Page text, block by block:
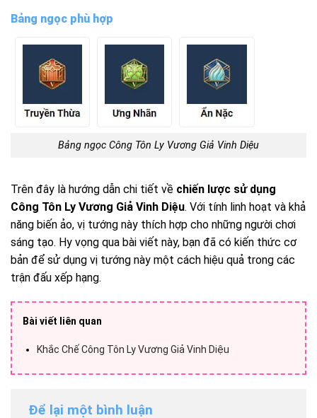
Bảng ngọc phù hợp
Bảng ngọc Công Tôn Ly Vương Giả Vinh Diệu
Trên đây là hướng dẫn chi tiết về chiến lược sử dụng
Công Tôn Ly Vương Giả Vinh Diệu. Với tính linh hoạt và khả
năng biến ảo, vị tướng này thích hợp cho những người chơi
sáng tạo. Hy vọng qua bài viết này, bạn đã có kiến thức cơ
bản để sử dụng vị tướng này một cách hiệu quả trong các
trận đấu xếp hạng.
Bài viết liên quan
Khắc Chế Công Tôn Ly Vương Giả Vinh Diệu
Để lại một bình luận